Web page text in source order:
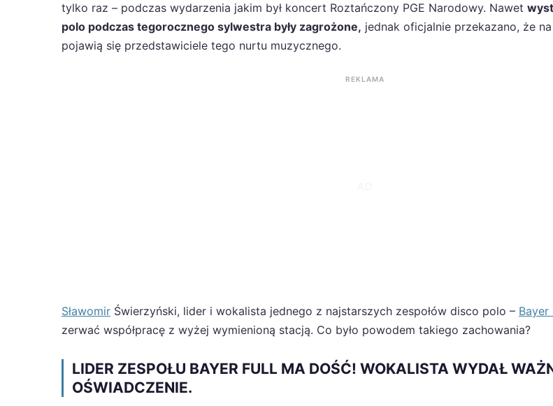
tylko raz – podczas wydarzenia jakim był koncert Roztańczony PGE Narodowy. Nawet
polo podczas tegorocznego sylwestra były zagrożone, jednak oficjalnie przekazano, że
pojawią się przedstawiciele tego nurtu muzycznego.
REKLAMA
Sławomir Świerzyński, lider i wokalista jednego z najstarszych zespołów disco polo – Bayer
zerwać współpracę z wyżej wymienioną stacją. Co było powodem takiego zachowania?
LIDER ZESPOŁU BAYER FULL MA DOŚĆ! WOKALISTA WYDAŁ
OŚWIADCZENIE.